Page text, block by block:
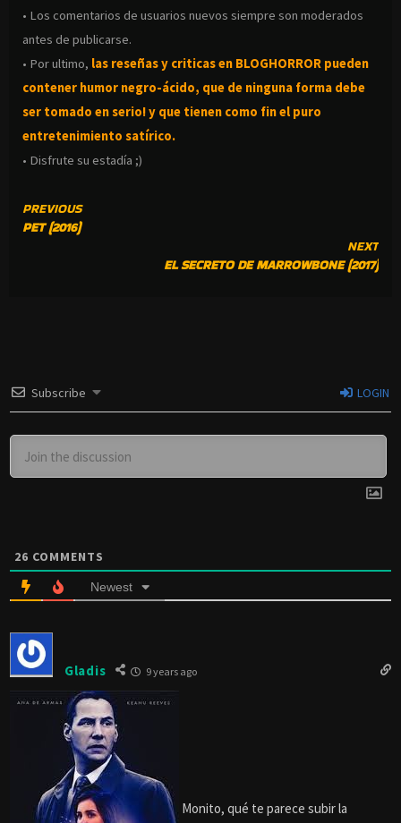
• Los comentarios de usuarios nuevos siempre son moderados
antes de publicarse.
• Por ultimo, las reseñas y criticas en BLOGHORROR pueden
contener humor negro-ácido, que de ninguna forma debe
ser tomado en serio! y que tienen como fin el puro
entretenimiento satírico.
• Disfrute su estadía ;)
CONTINUE
READING
PREVIOUS
PET (2016)
NEXT
EL SECRETO DE MARROWBONE (2017)
Subscribe LOGIN
26 COMMENTS
Newest
Gladis 9 years ago
Monito, qué te parece subir la